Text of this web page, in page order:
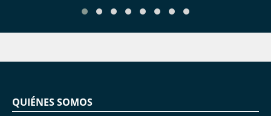
QUIÉNES SOMOS